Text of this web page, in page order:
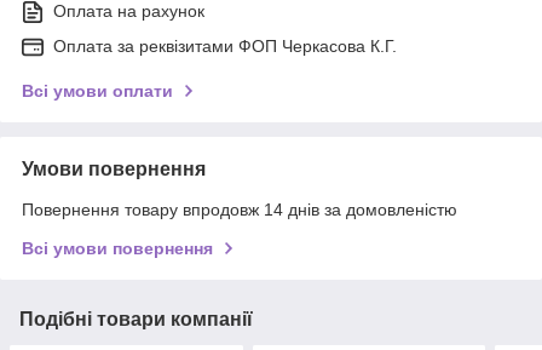
Оплата на рахунок
Оплата за реквізитами ФОП Черкасова К.Г.
Всі умови оплати
Умови повернення
Повернення товару впродовж 14 днів за домовленістю
Всі умови повернення
Подібні товари компанії